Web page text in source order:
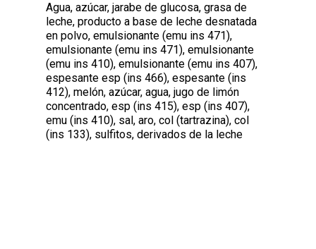
Agua, azúcar, jarabe de glucosa, grasa de
leche, producto a base de leche desnatada
en polvo, emulsionante (emu ins 471),
emulsionante (emu ins 471), emulsionante
(emu ins 410), emulsionante (emu ins 407),
espesante esp (ins 466), espesante (ins
412), melón, azúcar, agua, jugo de limón
concentrado, esp (ins 415), esp (ins 407),
emu (ins 410), sal, aro, col (tartrazina), col
(ins 133), sulfitos, derivados de la leche